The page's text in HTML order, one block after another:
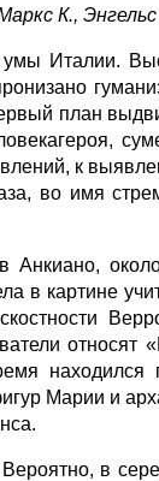
К.,
Италии.
план
к
во имя
Анкиано,
в картине
относят
находился
Марии и
в